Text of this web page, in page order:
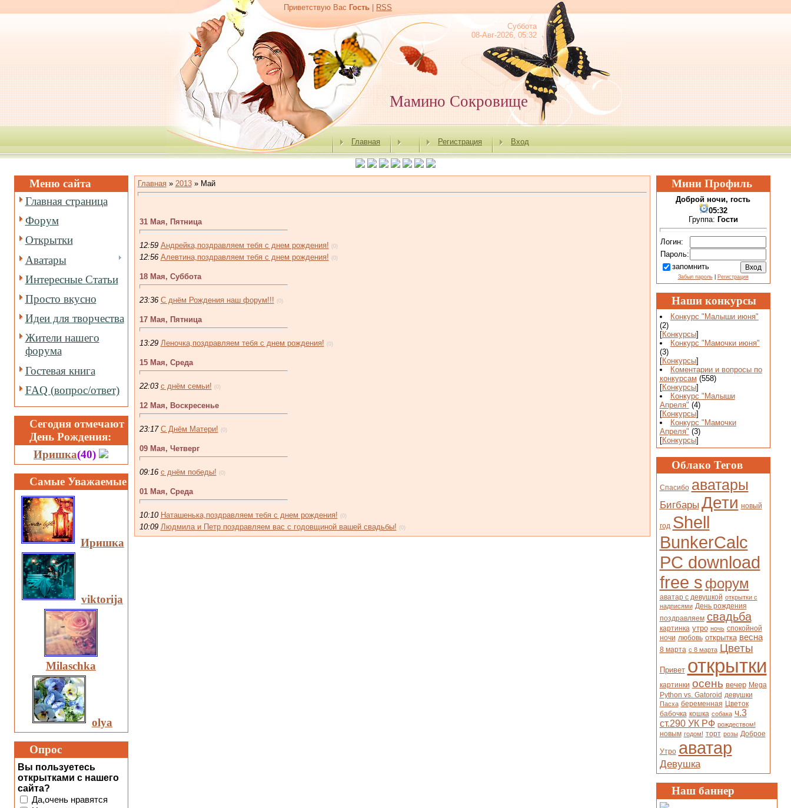
Приветствую Вас Гость RSS
Суббота
08-Авг-2026, 05:32
Мамино Сокровище
Главная Регистрация Вход
Меню сайта
Главная страница
Форум
Открытки
Аватары
Интересные Статьи
Просто вкусно
Идеи для творчества
Жители нашего
форума
Гостевая книга
FAQ (вопрос/ответ)
Сегодня отмечают
День Рождения:
Иришка(40)
Самые Уважаемые
Иришка
viktorija
Milaschka
olya
Опрос
Вы пользуетесь
открытками с нашего
сайта?
Да,очень нравятся
Главная» 2013 » Май
31 Мая, Пятница
12:59 Андрейка,поздравляем тебя с днем рождения! (0)
12:56 Алевтина,поздравляем тебя с днем рождения! (0)
18 Мая, Суббота
23:36 С днём Рождения наш форум!!! (0)
17 Мая, Пятница
13:29 Леночка,поздравляем тебя с днем рождения! (0)
15 Мая, Среда
22:03 с днём семьи! (0)
12 Мая, Воскресенье
23:17 С Днём Матери! (0)
09 Мая, Четверг
09:16 с днём победы! (0)
01 Мая, Среда
10:10 Наташенька,поздравляем тебя с днем рождения! (0)
10:09 Людмила и Петр поздравляем вас с годовщиной вашей свадьбы! (0)
Мини Профиль
Доброй ночи, гость
05:32
Группа: Гости
Логин:
Пароль:
запомнить
Забыл пароль| Регистрация
Наши конкурсы
Конкурс "Малыши июня"
(2)
[Конкурсы]
Конкурс "Мамочки июня"
(3)
[Конкурсы]
Коментарии и вопросы по
конкурсам (558)
[Конкурсы]
Конкурс "Малыши
Апреля" (4)
[Конкурсы]
Конкурс "Мамочки
Апреля" (3)
[Конкурсы]
Облако Тегов
Спасибо аватары
Бигбары Дети новый
год Shell
BunkerCalc
PC download
free s форум
аватар с девушкой открытки с
надписями День рождения
поздравляем свадьба
картинка утро ночь спокойной
ночи любовь открытка весна
8 марта с 8 марта Цветы
Привет открытки
картинки осень вечер Mega
Python vs. Gatoroid девушки
Пасха беременная Цветок
бабочка кошка собака ч.3
ст.290 УК РФ рождеством!
новым годом! торт розы Доброе
Утро аватар
Девушка
Наш баннер